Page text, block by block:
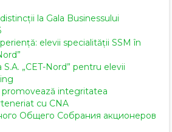
la Gala Businessului
elevii specialității SSM în
„CET-Nord” pentru elevii
promovează integritatea
cu CNA
Общего Собрания акционеров